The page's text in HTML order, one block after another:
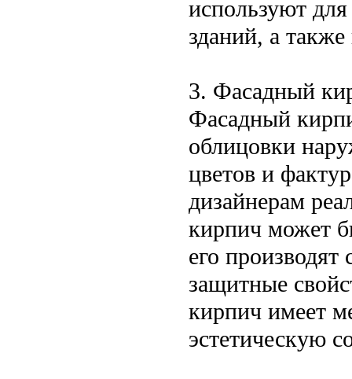
используют
зданий, а
3. Фасадный
Фасадный
облицовки
цветов и
дизайнерам
кирпич может
его
защитные
кирпич имеет
эстетическую